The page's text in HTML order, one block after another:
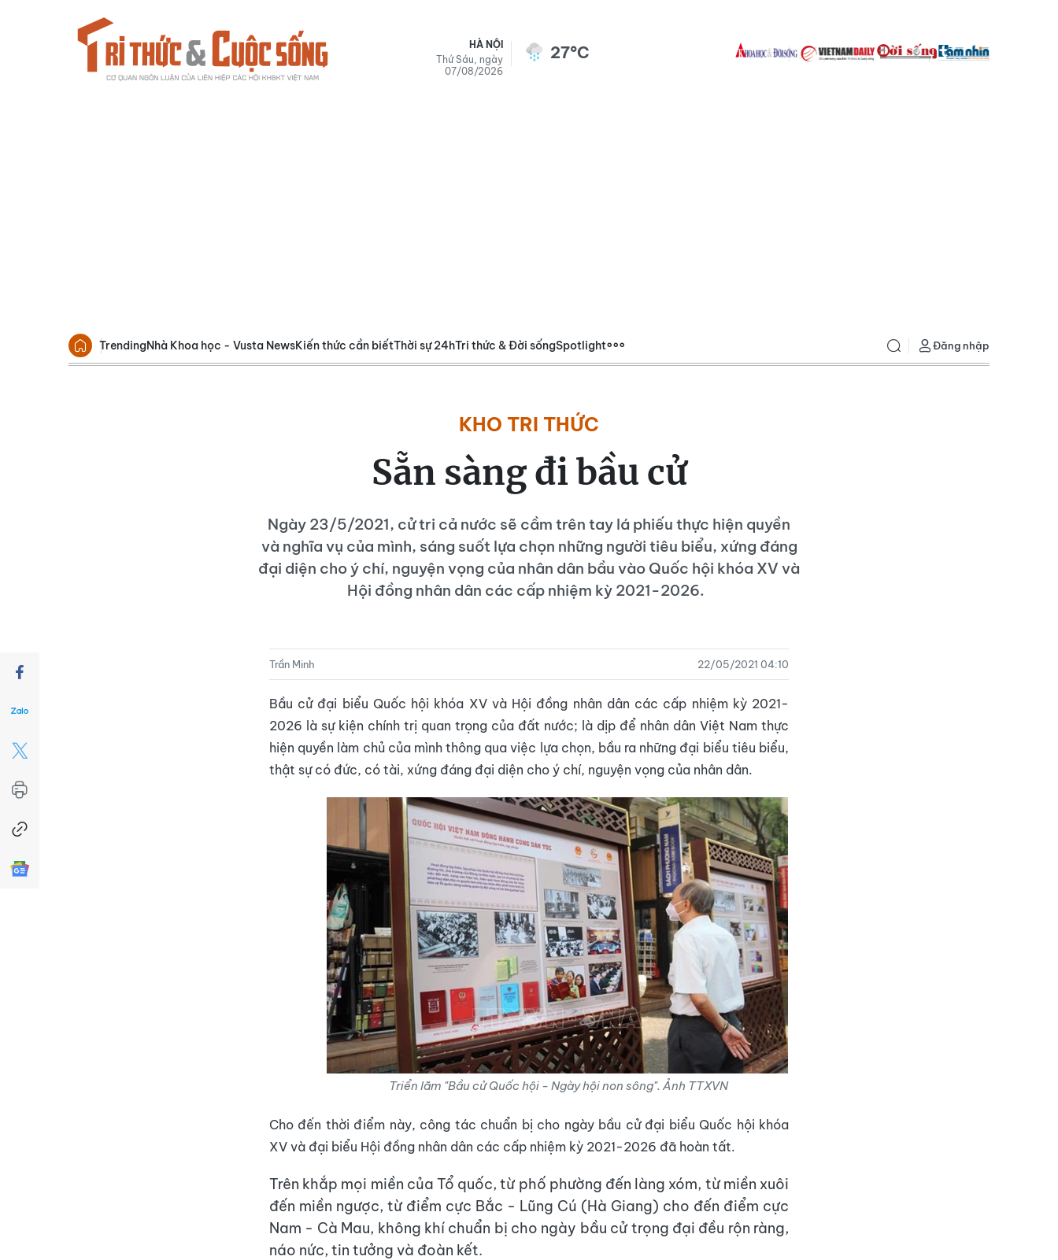
HÀ NỘI
Thứ Sáu, ngày
07/08/2026
27°C
TrendingNhà Khoa học - Vusta NewsKiến thức cần biếtThời sự 24hTri thức & Đời sốngSpotlight Đăng nhập
KHO TRI THỨC
Sẵn sàng đi bầu cử
Ngày 23/5/2021, cử tri cả nước sẽ cầm trên tay lá phiếu thực hiện quyền
và nghĩa vụ của mình, sáng suốt lựa chọn những người tiêu biểu, xứng đáng
đại diện cho ý chí, nguyện vọng của nhân dân bầu vào Quốc hội khóa XV và
Hội đồng nhân dân các cấp nhiệm kỳ 2021-2026.
Trần Minh 22/05/2021 04:10
Bầu cử đại biểu Quốc hội khóa XV và Hội đồng nhân dân các cấp nhiệm kỳ 2021-
2026 là sự kiện chính trị quan trọng của đất nước; là dịp để nhân dân Việt Nam thực
hiện quyền làm chủ của mình thông qua việc lựa chọn, bầu ra những đại biểu tiêu biểu,
thật sự có đức, có tài, xứng đáng đại diện cho ý chí, nguyện vọng của nhân dân.
Triển lãm "Bầu cử Quốc hội - Ngày hội non sông". Ảnh TTXVN
Cho đến thời điểm này, công tác chuẩn bị cho ngày bầu cử đại biểu Quốc hội khóa
XV và đại biểu Hội đồng nhân dân các cấp nhiệm kỳ 2021-2026 đã hoàn tất.
Trên khắp mọi miền của Tổ quốc, từ phố phường đến làng xóm, từ miền xuôi
đến miền ngược, từ điểm cực Bắc - Lũng Cú (Hà Giang) cho đến điểm cực
Nam - Cà Mau, không khí chuẩn bị cho ngày bầu cử trọng đại đều rộn ràng,
náo nức, tin tưởng và đoàn kết.